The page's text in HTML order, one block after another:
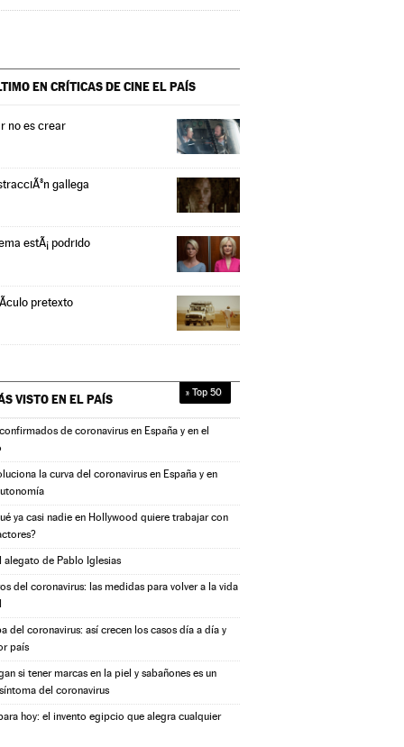
EN CRÍTICAS DE CINEEL PAÍS
no es crear
gallega
estÃ¡ podrido
pretexto
VISTO EN EL PAÍS » Top 50
de coronavirus en España y en el
la curva del coronavirus en España y en
ya casi nadie en Hollywood quiere trabajar con
alegato de Pablo Iglesias
del coronavirus: las medidas para volver a la vida
del coronavirus: así crecen los casos día a día y
país
si tener marcas en la piel y sabañones es un
del coronavirus
hoy: el invento egipcio que alegra cualquier